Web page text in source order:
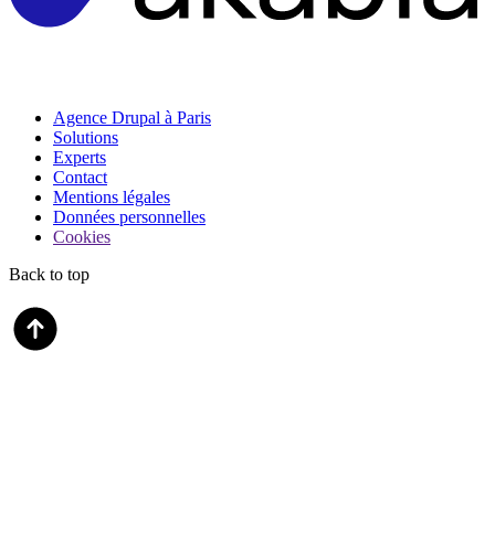
Agence Drupal à Paris
Solutions
Experts
Contact
Mentions légales
Données personnelles
Cookies
Back to top